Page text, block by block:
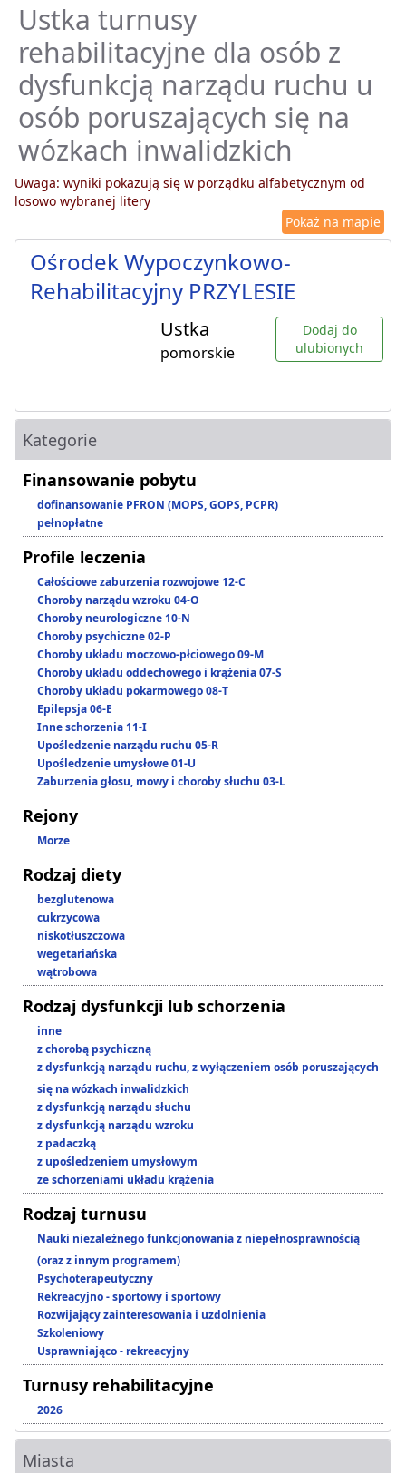
Ustka turnusy
rehabilitacyjne dla osób z
dysfunkcją narządu ruchu u
osób poruszających się na
wózkach inwalidzkich
Uwaga: wyniki pokazują się w porządku alfabetycznym od
losowo wybranej litery
Pokaż na mapie
Ośrodek Wypoczynkowo-
Rehabilitacyjny PRZYLESIE
Ustka
pomorskie
Dodaj do
ulubionych
Kategorie
Finansowanie pobytu
dofinansowanie PFRON (MOPS, GOPS, PCPR)
pełnopłatne
Profile leczenia
Całościowe zaburzenia rozwojowe 12-C
Choroby narządu wzroku 04-O
Choroby neurologiczne 10-N
Choroby psychiczne 02-P
Choroby układu moczowo-płciowego 09-M
Choroby układu oddechowego i krążenia 07-S
Choroby układu pokarmowego 08-T
Epilepsja 06-E
Inne schorzenia 11-I
Upośledzenie narządu ruchu 05-R
Upośledzenie umysłowe 01-U
Zaburzenia głosu, mowy i choroby słuchu 03-L
Rejony
Morze
Rodzaj diety
bezglutenowa
cukrzycowa
niskotłuszczowa
wegetariańska
wątrobowa
Rodzaj dysfunkcji lub schorzenia
inne
z chorobą psychiczną
z dysfunkcją narządu ruchu, z wyłączeniem osób poruszających
się na wózkach inwalidzkich
z dysfunkcją narządu słuchu
z dysfunkcją narządu wzroku
z padaczką
z upośledzeniem umysłowym
ze schorzeniami układu krążenia
Rodzaj turnusu
Nauki niezależnego funkcjonowania z niepełnosprawnością
(oraz z innym programem)
Psychoterapeutyczny
Rekreacyjno - sportowy i sportowy
Rozwijający zainteresowania i uzdolnienia
Szkoleniowy
Usprawniająco - rekreacyjny
Turnusy rehabilitacyjne
2026
Miasta